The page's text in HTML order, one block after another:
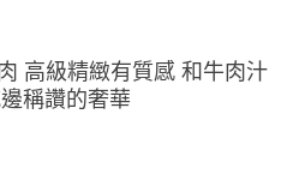
高級精緻有質感 和牛肉汁
稱讚的奢華